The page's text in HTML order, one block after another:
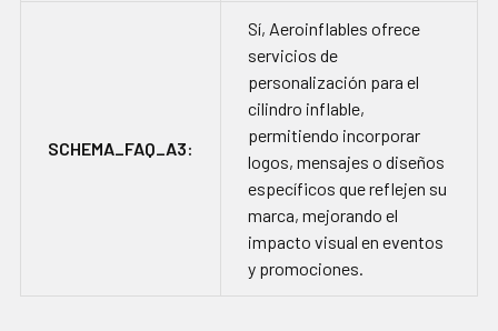
SCHEMA_FAQ_A3:
Sí, Aeroinflables ofrece
servicios de
personalización para el
cilindro inflable,
permitiendo incorporar
logos, mensajes o diseños
específicos que reflejen su
marca, mejorando el
impacto visual en eventos
y promociones.